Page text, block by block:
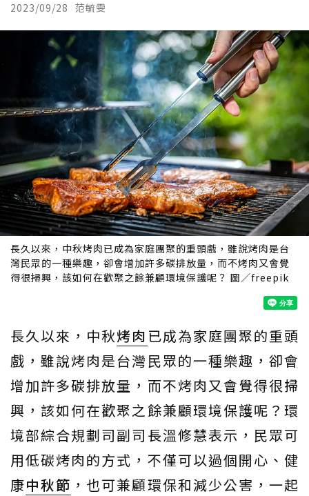
2023/09/28 范毓雯
長久以來，中秋烤肉已成為家庭團聚的重頭戲，雖說烤肉是台
灣民眾的一種樂趣，卻會增加許多碳排放量，而不烤肉又會覺
得很掃興，該如何在歡聚之餘兼顧環境保護呢？ 圖／freepik
長久以來，中秋烤肉 已成為家庭團聚的重頭
戲，雖說烤肉是台灣民眾的一種樂趣，卻會
增加許多碳排放量，而不烤肉又會覺得很掃
興，該如何在歡聚之餘兼顧環境保護呢？環
境部綜合規劃司副司長溫修慧表示，民眾可
用低碳烤肉的方式，不僅可以過個開心、健
康中秋節 ，也可兼顧環保和減少公害，一起